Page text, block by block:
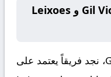
تحليل فني لفريق Gil Vicente U23 و Leixoes
، نجد فريقاً يعتمد على